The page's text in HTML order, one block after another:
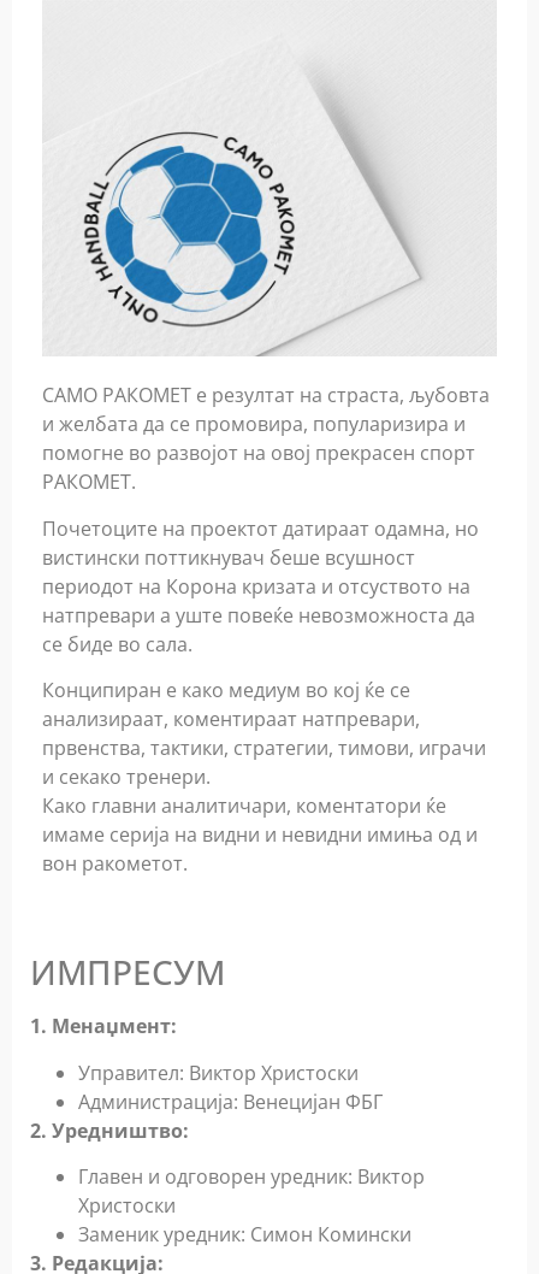
САМО РАКОМЕТ e резултат на страста, љубовта
и желбата да се промовира, популаризира и
помогне во развојот на овој прекрасен спорт
РАКОМЕТ.
Почетоците на проектот датираат одамна, но
вистински поттикнувач беше всушност
периодот на Корона кризата и отсуството на
натпревари а уште повеќе невозможноста да
се биде во сала.
Конципиран е како медиум во кој ќе се
анализираат, коментираат натпревари,
првенства, тактики, стрaтегии, тимови, играчи
и секако тренери.
Како главни аналитичари, коментатори ќе
имаме серија на видни и невидни имиња од и
вон ракометот.
ИМПРЕСУМ
1. Менаџмент:
Управител: Виктор Христоски
Администрација: Венецијан ФБГ
2. Уредништво:
Главен и одговорен уредник: Виктор
Христоски
Заменик уредник: Симон Комински
3. Редакција: